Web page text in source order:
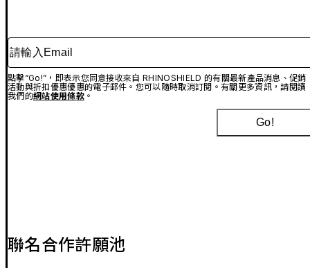
請輸入Email
點擊“Go!”，即表示您同意接收來自 RHINOSHIELD 的有關最新產品消息、促銷
活動與折扣優惠優惠的電子郵件。您可以隨時取消訂閱。有關更多資訊，請閱讀
我們的網站使用條款。
Go!
聯名合作許願池